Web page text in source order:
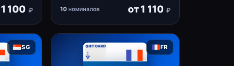
1 100 ₽ 10номиналов от1 110 ₽
SG FR